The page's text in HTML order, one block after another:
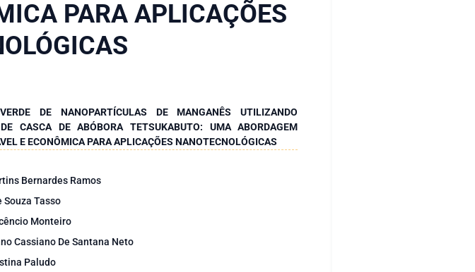
PARA APLICAÇÕES
DE NANOPARTÍCULAS DE MANGANÊS UTILIZANDO
CASCA DE ABÓBORA TETSUKABUTO: UMA ABORDAGEM
E ECONÔMICA PARA APLICAÇÕES NANOTECNOLÓGICAS
Bernardes Ramos
Souza Tasso
Monteiro
Cassiano De Santana Neto
Paludo